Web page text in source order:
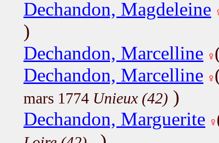
Dechandon, Magdeleine
)
Dechandon, Marcelline
Dechandon, Marcelline
mars 1774 Unieux (42) )
Dechandon, Marguerite